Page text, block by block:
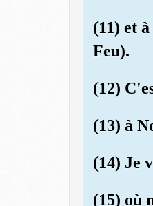
(11) et
Feu).
(12)
(13) à
(14) Je
(15) où